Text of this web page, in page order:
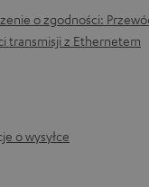
o zgodności:
transmisji z Ethernetem
o wysyłce